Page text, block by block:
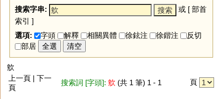
搜索字串: 或 [ 部首
索引 ]
選項:
字頭 解釋 相關異體 徐鉉注 徐鍇注
反切
部居
全選 清空
㰾
上一頁 | 下一
頁
搜索詞 [字頭]: 㰾 (共 1 筆) 1 - 1 頁